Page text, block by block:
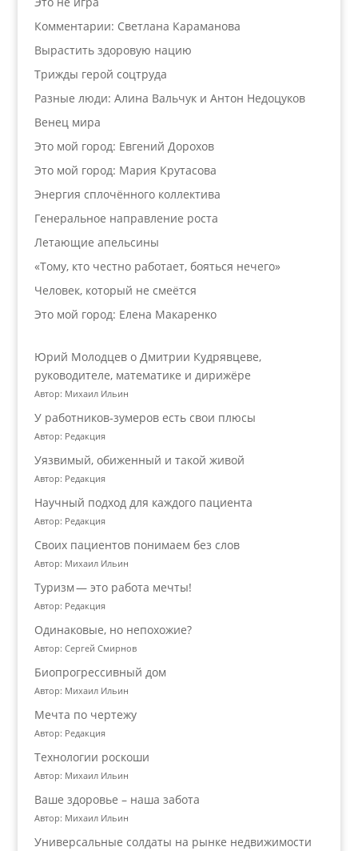
Комментарии: Светлана Караманова
Вырастить здоровую нацию
Трижды герой соцтруда
Разные люди: Алина Вальчук и Антон Недоцуков
Венец мира
Это мой город: Евгений Дорохов
Это мой город: Мария Крутасова
Энергия сплочённого коллектива
Генеральное направление роста
Летающие апельсины
«Тому, кто честно работает, бояться нечего»
Человек, который не смеётся
Это мой город: Елена Макаренко
Юрий Молодцев о Дмитрии Кудрявцеве,
руководителе, математике и дирижёре
Автор: Михаил Ильин
У работников‑зумеров есть свои плюсы
Автор: Редакция
Уязвимый, обиженный и такой живой
Автор: Редакция
Научный подход для каждого пациента
Автор: Редакция
Своих пациентов понимаем без слов
Автор: Михаил Ильин
Туризм — это работа мечты!
Автор: Редакция
Одинаковые, но непохожие?
Автор: Сергей Смирнов
Биопрогрессивный дом
Автор: Михаил Ильин
Мечта по чертежу
Автор: Редакция
Технологии роскоши
Автор: Михаил Ильин
Ваше здоровье – наша забота
Автор: Михаил Ильин
Универсальные солдаты на рынке недвижимости